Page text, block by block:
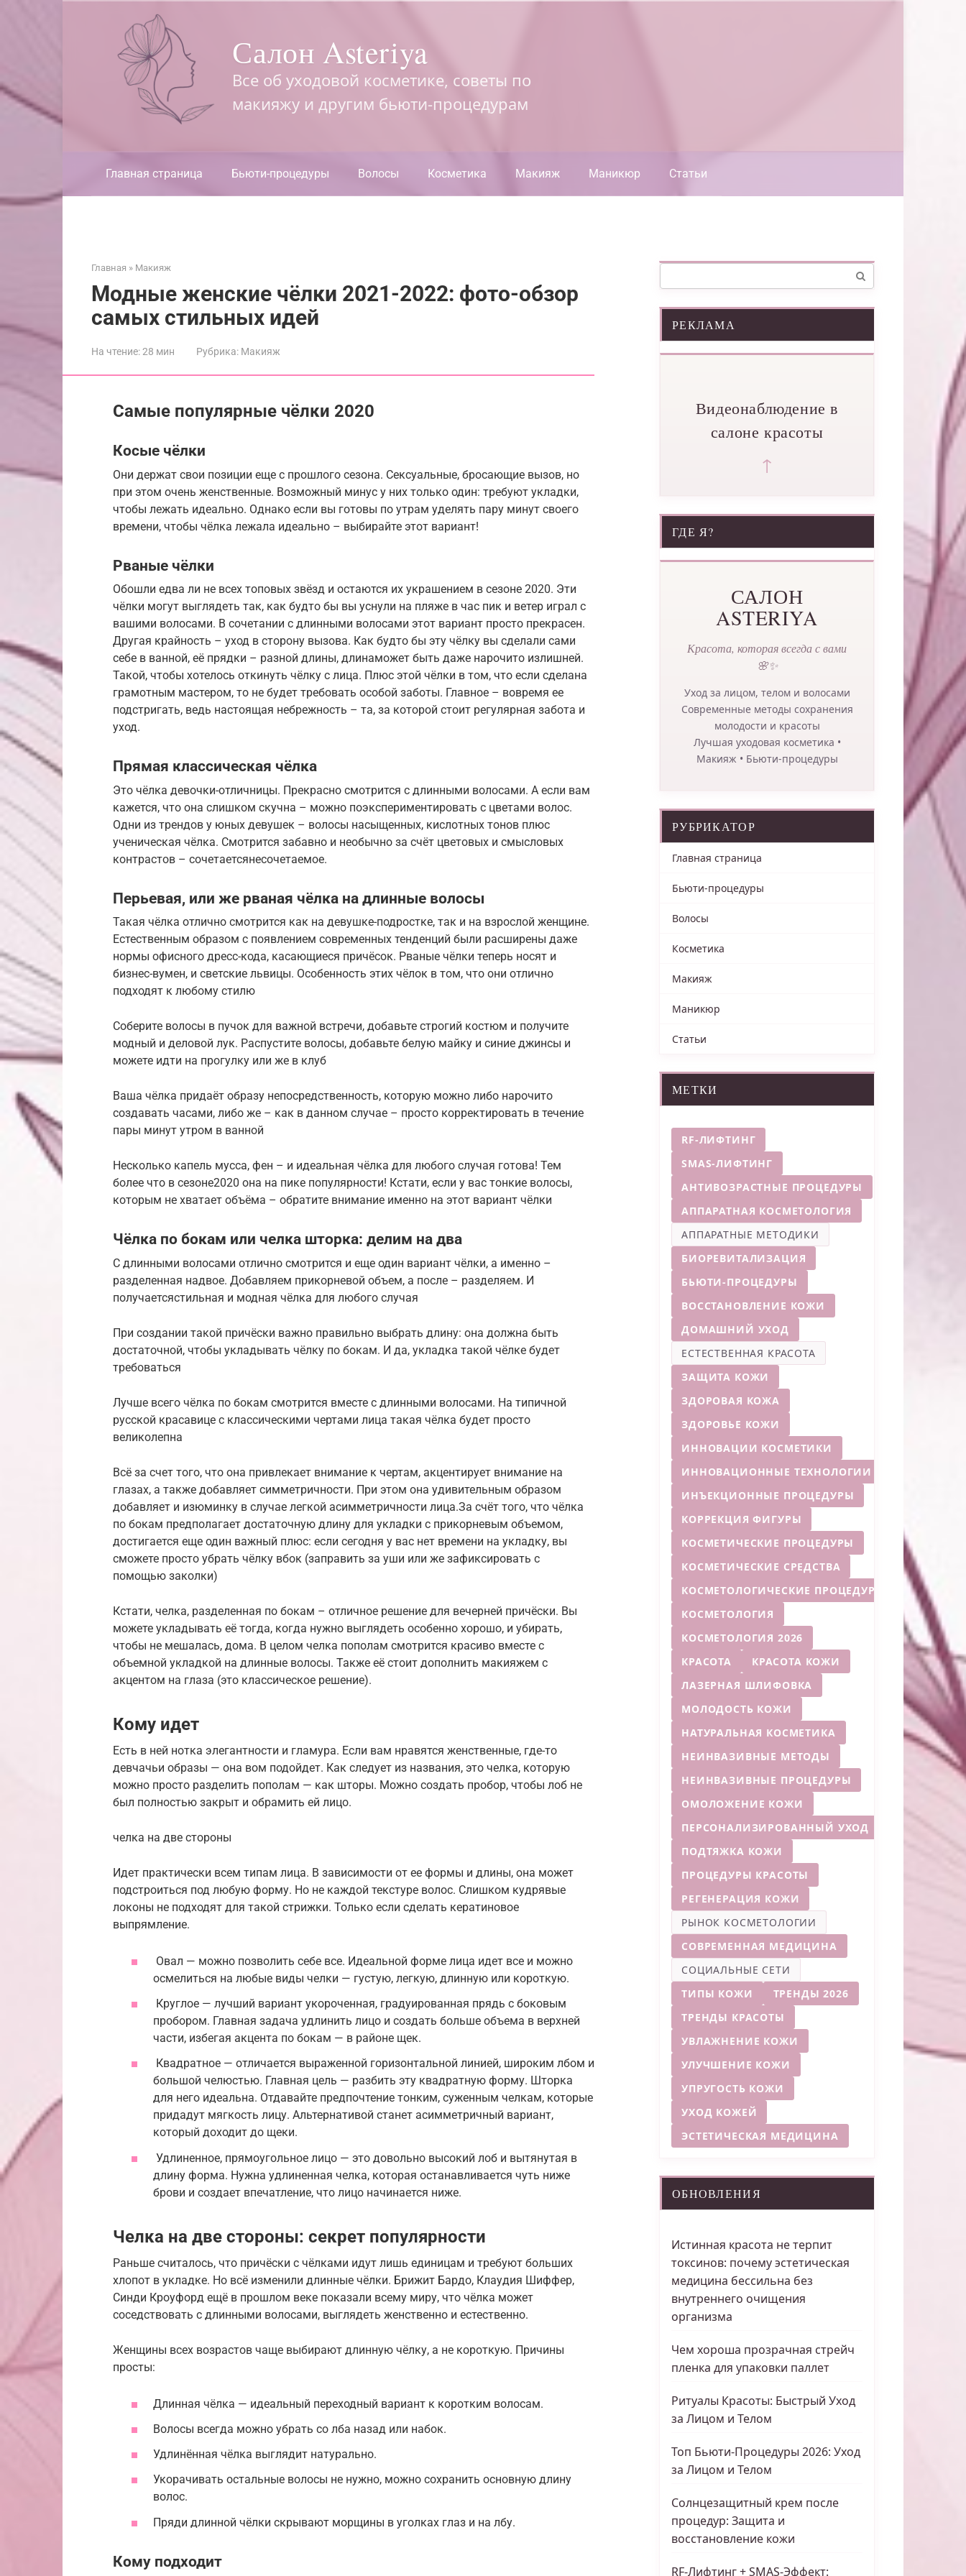
Салон Asteriya
Все об уходовой косметике, советы по
макияжу и другим бьюти-процедурам
Главная страница Бьюти-процедуры Волосы Косметика Макияж Маникюр Статьи
Главная » Макияж
Модные женские чёлки 2021-2022: фото-обзор
самых стильных идей
На чтение:28 мин Рубрика: Макияж
Самые популярные чёлки 2020
Косые чёлки
Они держат свои позиции еще с прошлого сезона. Сексуальные, бросающие вызов, но
при этом очень женственные. Возможный минус у них только один: требуют укладки,
чтобы лежать идеально. Однако если вы готовы по утрам уделять пару минут своего
времени, чтобы чёлка лежала идеально – выбирайте этот вариант!
Рваные чёлки
Обошли едва ли не всех топовых звёзд и остаются их украшением в сезоне 2020. Эти
чёлки могут выглядеть так, как будто бы вы уснули на пляже в час пик и ветер играл с
вашими волосами. В сочетании с длинными волосами этот вариант просто прекрасен.
Другая крайность – уход в сторону вызова. Как будто бы эту чёлку вы сделали сами
себе в ванной, её прядки – разной длины, длинаможет быть даже нарочито излишней.
Такой, чтобы хотелось откинуть чёлку с лица. Плюс этой чёлки в том, что если сделана
грамотным мастером, то не будет требовать особой заботы. Главное – вовремя ее
подстригать, ведь настоящая небрежность – та, за которой стоит регулярная забота и
уход.
Прямая классическая чёлка
Это чёлка девочки-отличницы. Прекрасно смотрится с длинными волосами. А если вам
кажется, что она слишком скучна – можно поэкспериментировать с цветами волос.
Одни из трендов у юных девушек – волосы насыщенных, кислотных тонов плюс
ученическая чёлка. Смотрится забавно и необычно за счёт цветовых и смысловых
контрастов – сочетаетсянесочетаемое.
Перьевая, или же рваная чёлка на длинные волосы
Такая чёлка отлично смотрится как на девушке-подростке, так и на взрослой женщине.
Естественным образом с появлением современных тенденций были расширены даже
нормы офисного дресс-кода, касающиеся причёсок. Рваные чёлки теперь носят и
бизнес-вумен, и светские львицы. Особенность этих чёлок в том, что они отлично
подходят к любому стилю
Соберите волосы в пучок для важной встречи, добавьте строгий костюм и получите
модный и деловой лук. Распустите волосы, добавьте белую майку и синие джинсы и
можете идти на прогулку или же в клуб
Ваша чёлка придаёт образу непосредственность, которую можно либо нарочито
создавать часами, либо же – как в данном случае – просто корректировать в течение
пары минут утром в ванной
Несколько капель мусса, фен – и идеальная чёлка для любого случая готова! Тем
более что в сезоне2020 она на пике популярности! Кстати, если у вас тонкие волосы,
которым не хватает объёма – обратите внимание именно на этот вариант чёлки
Чёлка по бокам или челка шторка: делим на два
С длинными волосами отлично смотрится и еще один вариант чёлки, а именно –
разделенная надвое. Добавляем прикорневой объем, а после – разделяем. И
получаетсястильная и модная чёлка для любого случая
При создании такой причёски важно правильно выбрать длину: она должна быть
достаточной, чтобы укладывать чёлку по бокам. И да, укладка такой чёлке будет
требоваться
Лучше всего чёлка по бокам смотрится вместе с длинными волосами. На типичной
русской красавице с классическими чертами лица такая чёлка будет просто
великолепна
Всё за счет того, что она привлекает внимание к чертам, акцентирует внимание на
глазах, а также добавляет симметричности. При этом она удивительным образом
добавляет и изюминку в случае легкой асимметричности лица.За счёт того, что чёлка
по бокам предполагает достаточную длину для укладки с прикорневым объемом,
достигается еще один важный плюс: если сегодня у вас нет времени на укладку, вы
сможете просто убрать чёлку вбок (заправить за уши или же зафиксировать с
помощью заколки)
Кстати, челка, разделенная по бокам – отличное решение для вечерней причёски. Вы
можете укладывать её тогда, когда нужно выглядеть особенно хорошо, и убирать,
чтобы не мешалась, дома. В целом челка пополам смотрится красиво вместе с
объемной укладкой на длинные волосы. Также её стоит дополнить макияжем с
акцентом на глаза (это классическое решение).
Кому идет
Есть в ней нотка элегантности и гламура. Если вам нравятся женственные, где-то
девчачьи образы — она вом подойдет. Как следует из названия, это челка, которую
можно просто разделить пополам — как шторы. Можно создать пробор, чтобы лоб не
был полностью закрыт и обрамить ей лицо.
челка на две стороны
Идет практически всем типам лица. В зависимости от ее формы и длины, она может
подстроиться под любую форму. Но не каждой текстуре волос. Слишком кудрявые
локоны не подходят для такой стрижки. Только если сделать кератиновое
выпрямление.
Овал — можно позволить себе все. Идеальной форме лица идет все и можно
осмелиться на любые виды челки — густую, легкую, длинную или короткую.
Круглое — лучший вариант укороченная, градуированная прядь с боковым
пробором. Главная задача удлинить лицо и создать больше объема в верхней
части, избегая акцента по бокам — в районе щек.
Квадратное — отличается выраженной горизонтальной линией, широким лбом и
большой челюстью. Главная цель — разбить эту квадратную форму. Шторка
для него идеальна. Отдавайте предпочтение тонким, суженным челкам, которые
придадут мягкость лицу. Альтернативой станет асимметричный вариант,
который доходит до щеки.
Удлиненное, прямоугольное лицо — это довольно высокий лоб и вытянутая в
длину форма. Нужна удлиненная челка, которая останавливается чуть ниже
брови и создает впечатление, что лицо начинается ниже.
Челка на две стороны: секрет популярности
Раньше считалось, что причёски с чёлками идут лишь единицам и требуют больших
хлопот в укладке. Но всё изменили длинные чёлки. Брижит Бардо, Клаудия Шиффер,
Синди Кроуфорд ещё в прошлом веке показали всему миру, что чёлка может
соседствовать с длинными волосами, выглядеть женственно и естественно.
Женщины всех возрастов чаще выбирают длинную чёлку, а не короткую. Причины
просты:
Длинная чёлка — идеальный переходный вариант к коротким волосам.
Волосы всегда можно убрать со лба назад или набок.
Удлинённая чёлка выглядит натурально.
Укорачивать остальные волосы не нужно, можно сохранить основную длину
волос.
Пряди длинной чёлки скрывают морщины в уголках глаз и на лбу.
Кому подходит
РЕКЛАМА
Видеонаблюдение в
салоне красоты
↑
ГДЕ Я?
САЛОН
ASTERIYA
Красота, которая всегда с вами
🌸✨
Уход за лицом, телом и волосами
Современные методы сохранения
молодости и красоты
Лучшая уходовая косметика •
Макияж • Бьюти-процедуры
РУБРИКАТОР
Главная страница
Бьюти-процедуры
Волосы
Косметика
Макияж
Маникюр
Статьи
МЕТКИ
RF-ЛИФТИНГ
SMAS-ЛИФТИНГ
АНТИВОЗРАСТНЫЕ ПРОЦЕДУРЫ
АППАРАТНАЯ КОСМЕТОЛОГИЯ
АППАРАТНЫЕ МЕТОДИКИ
БИОРЕВИТАЛИЗАЦИЯ
БЬЮТИ-ПРОЦЕДУРЫ
ВОССТАНОВЛЕНИЕ КОЖИ
ДОМАШНИЙ УХОД
ЕСТЕСТВЕННАЯ КРАСОТА
ЗАЩИТА КОЖИ
ЗДОРОВАЯ КОЖА
ЗДОРОВЬЕ КОЖИ
ИННОВАЦИИ КОСМЕТИКИ
ИННОВАЦИОННЫЕ ТЕХНОЛОГИИ
ИНЪЕКЦИОННЫЕ ПРОЦЕДУРЫ
КОРРЕКЦИЯ ФИГУРЫ
КОСМЕТИЧЕСКИЕ ПРОЦЕДУРЫ
КОСМЕТИЧЕСКИЕ СРЕДСТВА
КОСМЕТОЛОГИЧЕСКИЕ ПРОЦЕДУРЫ
КОСМЕТОЛОГИЯ
КОСМЕТОЛОГИЯ 2026
КРАСОТА
КРАСОТА КОЖИ
ЛАЗЕРНАЯ ШЛИФОВКА
МОЛОДОСТЬ КОЖИ
НАТУРАЛЬНАЯ КОСМЕТИКА
НЕИНВАЗИВНЫЕ МЕТОДЫ
НЕИНВАЗИВНЫЕ ПРОЦЕДУРЫ
ОМОЛОЖЕНИЕ КОЖИ
ПЕРСОНАЛИЗИРОВАННЫЙ УХОД
ПОДТЯЖКА КОЖИ
ПРОЦЕДУРЫ КРАСОТЫ
РЕГЕНЕРАЦИЯ КОЖИ
РЫНОК КОСМЕТОЛОГИИ
СОВРЕМЕННАЯ МЕДИЦИНА
СОЦИАЛЬНЫЕ СЕТИ
ТИПЫ КОЖИ
ТРЕНДЫ 2026
ТРЕНДЫ КРАСОТЫ
УВЛАЖНЕНИЕ КОЖИ
УЛУЧШЕНИЕ КОЖИ
УПРУГОСТЬ КОЖИ
УХОД КОЖЕЙ
ЭСТЕТИЧЕСКАЯ МЕДИЦИНА
ОБНОВЛЕНИЯ
Истинная красота не терпит
токсинов: почему эстетическая
медицина бессильна без
внутреннего очищения
организма
Чем хороша прозрачная стрейч
пленка для упаковки паллет
Ритуалы Красоты: Быстрый Уход
за Лицом и Телом
Топ Бьюти-Процедуры 2026: Уход
за Лицом и Телом
Солнцезащитный крем после
процедур: Защита и
восстановление кожи
RF-Лифтинг + SMAS-Эффект: